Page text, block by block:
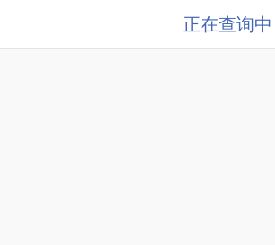
正在查询中